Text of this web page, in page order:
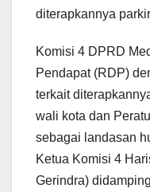
diterapkannya
Komisi 4 DPRD
Pendapat (RDP)
terkait
wali kota dan
sebagai landasan
Ketua Komisi 4
Gerindra)